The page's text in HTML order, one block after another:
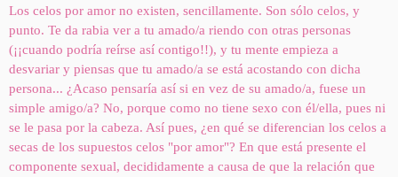
Los celos por amor no existen, sencillamente. Son sólo celos, y
punto. Te da rabia ver a tu amado/a riendo con otras personas
(¡¡cuando podría reírse así contigo!!), y tu mente empieza a
desvariar y piensas que tu amado/a se está acostando con dicha
persona... ¿Acaso pensaría así si en vez de su amado/a, fuese un
simple amigo/a? No, porque como no tiene sexo con él/ella, pues ni
se le pasa por la cabeza. Así pues, ¿en qué se diferencian los celos a
secas de los supuestos celos "por amor"? En que está presente el
componente sexual, decididamente a causa de que la relación que